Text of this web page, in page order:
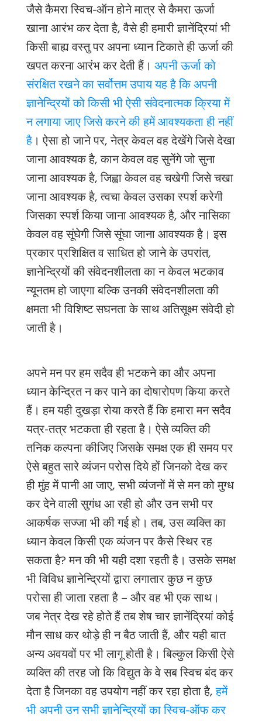
जैसे कैमरा स्विच-ऑन होने मात्र से कैमरा ऊर्जा
खाना आरंभ कर देता है, वैसे ही हमारी ज्ञानेंद्रियां भी
किसी बाह्य वस्तु पर अपना ध्यान टिकाते ही ऊर्जा की
खपत करना आरंभ कर देती हैं। अपनी ऊर्जा को
संरक्षित रखने का सर्वोत्तम उपाय यह है कि अपनी
ज्ञानेन्द्रियों को किसी भी ऐसी संवेदनात्मक क्रिया में
न लगाया जाए जिसे करने की हमें आवश्यकता ही नहीं
है। ऐसा हो जाने पर, नेत्र केवल वह देखेंगे जिसे देखा
जाना आवश्यक है, कान केवल वह सुनेंगे जो सुना
जाना आवश्यक है, जिह्वा केवल वह चखेगी जिसे चखा
जाना आवश्यक है, त्वचा केवल उसका स्पर्श करेगी
जिसका स्पर्श किया जाना आवश्यक है, और नासिका
केवल वह सूंघेगी जिसे सूंघा जाना आवश्यक है। इस
प्रकार प्रशिक्षित व साधित हो जाने के उपरांत,
ज्ञानेन्द्रियों की संवेदनशीलता का न केवल भटकाव
न्यूनतम हो जाएगा बल्कि उनकी संवेदनशीलता की
क्षमता भी विशिष्ट सघनता के साथ अतिसूक्ष्म संवेदी हो
जाती है।
अपने मन पर हम सदैव ही भटकने का और अपना
ध्यान केन्द्रित न कर पाने का दोषारोपण किया करते
हैं। हम यही दुखड़ा रोया करते हैं कि हमारा मन सदैव
यत्र-तत्र भटकता ही रहता है। ऐसे व्यक्ति की
तनिक कल्पना कीजिए जिसके समक्ष एक ही समय पर
ऐसे बहुत सारे व्यंजन परोस दिये हों जिनको देख कर
ही मुंह में पानी आ जाए, सभी व्यंजनों में से मन को मुग्ध
कर देने वाली सुगंध आ रही हो और उन सभी पर
आकर्षक सज्जा भी की गई हो। तब, उस व्यक्ति का
ध्यान केवल किसी एक व्यंजन पर कैसे स्थिर रह
सकता है? मन की भी यही दशा रहती है। उसके समक्ष
भी विविध ज्ञानेन्द्रियों द्वारा लगातार कुछ न कुछ
परोसा ही जाता रहता है – और वह भी एक साथ।
जब नेत्र देख रहे होते हैं तब शेष चार ज्ञानेंद्रियां कोई
मौन साध कर थोड़े ही न बैठ जाती हैं, और यही बात
अन्य अवयवों पर भी लागू होती है। बिल्कुल किसी ऐसे
व्यक्ति की तरह जो कि विद्युत के वे सब स्विच बंद कर
देता है जिनका वह उपयोग नहीं कर रहा होता है,हमें
भी अपनी उन सभी ज्ञानेन्द्रियों का स्विच-ऑफ कर